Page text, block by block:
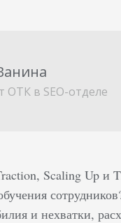
ОТК в SEO-отделе
Scaling Up и
и нехватки,